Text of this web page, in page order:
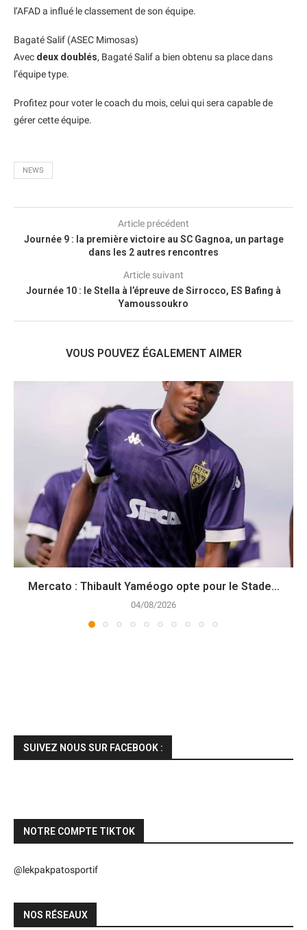
l’AFAD a influé le classement de son équipe.
Bagaté Salif (ASEC Mimosas)
Avec deux doublés, Bagaté Salif a bien obtenu sa place dans
l’équipe type.
Profitez pour voter le coach du mois, celui qui sera capable de
gérer cette équipe.
NEWS
Article précédent
Journée 9 : la première victoire au SC Gagnoa, un partage
dans les 2 autres rencontres
Article suivant
Journée 10 : le Stella à l’épreuve de Sirrocco, ES Bafing à
Yamoussoukro
VOUS POUVEZ ÉGALEMENT AIMER
Mercato : Thibault Yaméogo opte pour le Stade...
04/08/2026
SUIVEZ NOUS SUR FACEBOOK :
NOTRE COMPTE TIKTOK
@lekpakpatosportif
NOS RÉSEAUX